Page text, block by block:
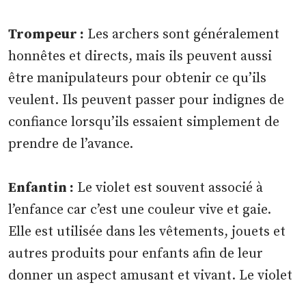
Trompeur : Les archers sont généralement
honnêtes et directs, mais ils peuvent aussi
être manipulateurs pour obtenir ce qu’ils
veulent. Ils peuvent passer pour indignes de
confiance lorsqu’ils essaient simplement de
prendre de l’avance.
Enfantin : Le violet est souvent associé à
l’enfance car c’est une couleur vive et gaie.
Elle est utilisée dans les vêtements, jouets et
autres produits pour enfants afin de leur
donner un aspect amusant et vivant. Le violet